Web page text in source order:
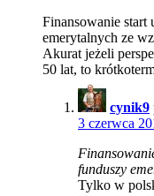
Finansowanie start
emerytalnych ze
Akurat jeżeli
50 lat, to
cynik9
3 czerwca
funduszy
Tylko w